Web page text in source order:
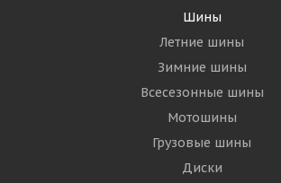
Шины
Летние шины
Зимние шины
Всесезонные шины
Мотошины
Грузовые шины
Диски